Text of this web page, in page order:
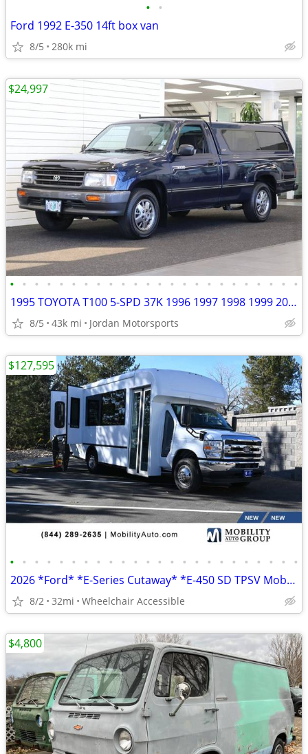
• •
Ford 1992 E-350 14ft box van
8/5 280k mi
• • • • • • • • • • • • • • • • • • • • • • • •
1995 TOYOTA T100 5-SPD 37K 1996 1997 1998 1999 2000 2001 tundra tacoma
8/5 43k mi Jordan Motorsports
$24,997
• • • • • • • • • • • • • • • • • • • • • • • •
2026 *Ford* *E-Series Cutaway* *E-450 SD TPSV Mobility
8/2 32mi Wheelchair Accessible
$127,595
$4,800